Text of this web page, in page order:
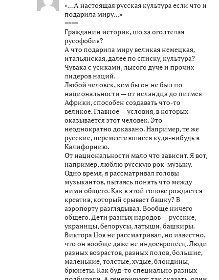
«…А настоящая русская культура если что и
подарила миру…»
====
Гражданин историк, шо за оголтелая
русофобия?
А что подарила миру великая немецкая,
итальянская, далее по списку, культура?
Чувака с усиками, лысого дуче и прочих
лидеров наций.
Любой человек, кем бы он не был по
национальности — от исландца до пигмея
Африки, способен создавать что-то
великое. Главное — условия, в которых
оказывается этот человек. Это
неоднократно доказано. Например, те же
русские, переместившиеся куда-нибудь в
Калифорнию.
От национальности мало что зависит. Я вот,
например, люблю русскую рок-музыку.
Одно время, я рассматривал головы
музыкантов, пытаясь понять что между
ними общего. Как в этой голове рождается
креатив, который срывает башку? В
аэропорту разглядывал. Вообще ничего
общего. Дети разных народов — русские,
украинцы, белорусы, латыши, башкиры.
Виктора Цоя не рассматривал, но известно,
что он вообще даже не индоевропеец. Люди
разных возрастов, разных полов, большие,
маленькие, толстые, худые, блондины,
брюнеты. Как буд-то специально разных